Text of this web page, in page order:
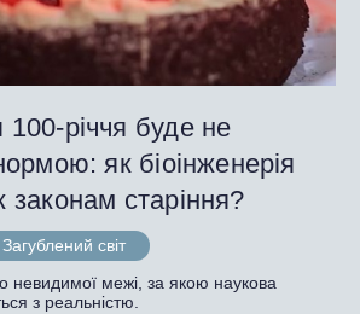
річчя буде не
як біоінженерія
законам старіння?
Загублений світ
невидимої межі, за якою наукова
з реальністю.